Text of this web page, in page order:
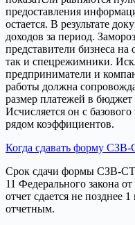
предоставления
остается. В результате
доходов за период.
представители бизнеса
так и спецрежимники.
предприниматели и
работы должна
размер платежей в бюджет
Исчисляется он с
рядом коэффициентов.
Когда сдавать форму
Срок сдачи формы СЗВ-
11 Федерального закона
отчет сдается не позднее
отчетным.